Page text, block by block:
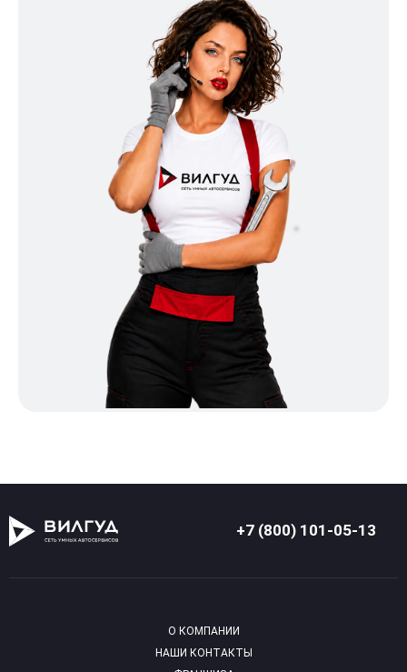
+7 (800) 101-05-13
О КОМПАНИИ
НАШИ КОНТАКТЫ